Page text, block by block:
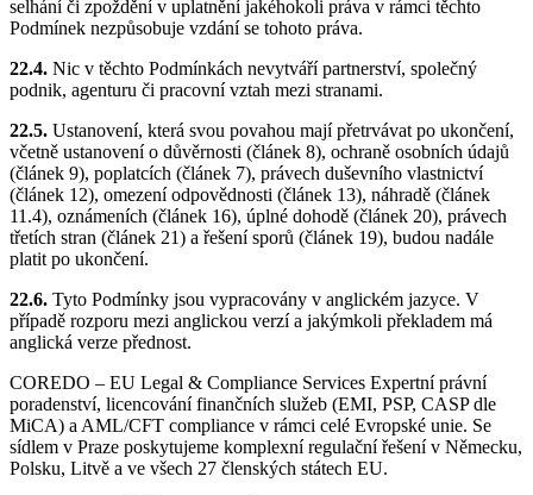
selhání či zpoždění v uplatnění jakéhokoli práva v rámci těchto
Podmínek nezpůsobuje vzdání se tohoto práva.
22.4. Nic v těchto Podmínkách nevytváří partnerství, společný
podnik, agenturu či pracovní vztah mezi stranami.
22.5. Ustanovení, která svou povahou mají přetrvávat po ukončení,
včetně ustanovení o důvěrnosti (článek 8), ochraně osobních údajů
(článek 9), poplatcích (článek 7), právech duševního vlastnictví
(článek 12), omezení odpovědnosti (článek 13), náhradě (článek
11.4), oznámeních (článek 16), úplné dohodě (článek 20), právech
třetích stran (článek 21) a řešení sporů (článek 19), budou nadále
platit po ukončení.
22.6. Tyto Podmínky jsou vypracovány v anglickém jazyce. V
případě rozporu mezi anglickou verzí a jakýmkoli překladem má
anglická verze přednost.
COREDO – EU Legal & Compliance Services Expertní právní
poradenství, licencování finančních služeb (EMI, PSP, CASP dle
MiCA) a AML/CFT compliance v rámci celé Evropské unie. Se
sídlem v Praze poskytujeme komplexní regulační řešení v Německu,
Polsku, Litvě a ve všech 27 členských státech EU.